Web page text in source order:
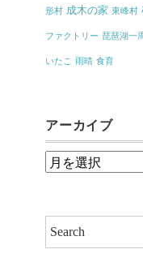
形村 成木の家 東峰村
ファクトリー 琵琶湖一
いたこ 雨晴 食育
アーカイブ
ア
イ